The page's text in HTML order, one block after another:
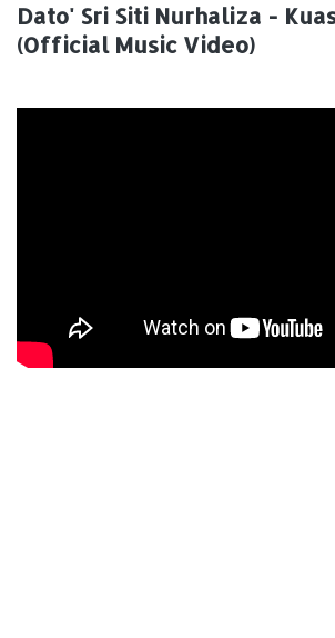
Dato' Sri Siti Nurhaliza -
(Official Music Video)